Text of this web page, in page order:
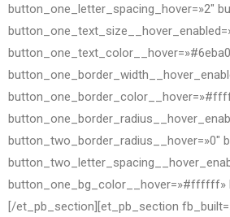
button_one_letter_spacing_hover=»2″
button_two_border_radius__hover=»0″
button_one_bg_color__hover=»#ffffff»
[/et_pb_section][et_pb_section